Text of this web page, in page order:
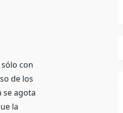
con
de los
se agota
la